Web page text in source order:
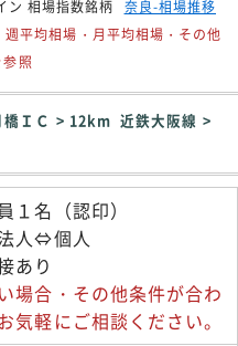
ン 相場指数銘柄
奈良-相場推移
平均相場・月平均相場・その他
照
橋ＩＣ > 12km 近鉄大阪線 >
１名（認印）
人⇔個人
あり
場合・その他条件が合わ
気軽にご相談ください。